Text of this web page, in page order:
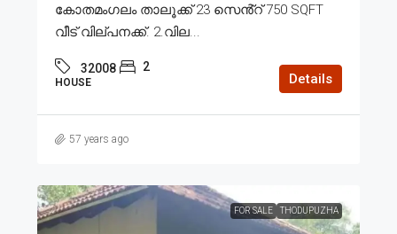
കോതമംഗലം താലൂക്ക് 23 സെൻ്റ് 750 SQFT
വീട് വില്പനക്ക്. 2.വില...
32008 2
HOUSE Details
57 years ago
FOR SALE THODUPUZHA